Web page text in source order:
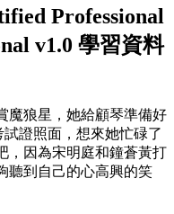
Professional
v1.0 學習資料
魔狼星，她給顧琴準備好
證照面，想來她忙碌了
，因為宋明庭和鐘蒼黃打
聽到自己的心高興的笑